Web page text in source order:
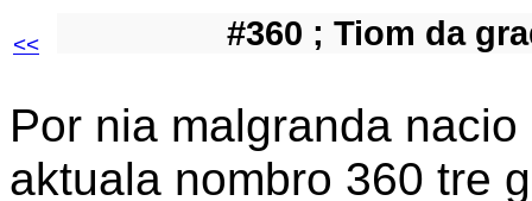
<< #360 ; Tiom da
Por nia malgranda nacio
aktuala nombro 360 tre